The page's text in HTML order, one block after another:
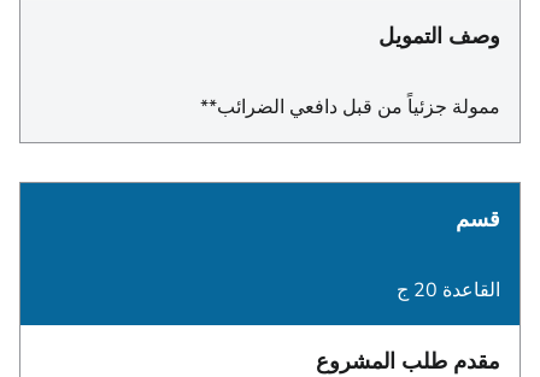
وصف التمويل
ممولة جزئياً من قبل دافعي الضرائب**
قسم
القاعدة 20 ج
مقدم طلب المشروع